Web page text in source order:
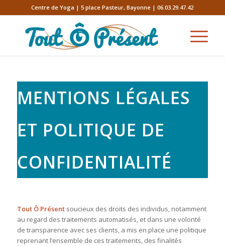
Centre de Yoga | 5 place Pasteur, Bayonne | 06.03.29.47.42
MENTIONS LÉGALES
ET POLITIQUE DE
CONFIDENTIALITÉ
Tout Ô Présentsoucieux des droits des individus, notamment
au regard des traitements automatisés, et dans une volonté
de transparence avec ses clients, a mis en place une politique
reprenant l’ensemble de ces traitements, des finalités